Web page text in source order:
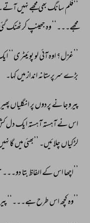
’’فلم سانگ بھی مجھے نہیں
مجھے۔۔۔‘‘ وہ جھینپ کر ٹھنک
’’غزل؟ اوہ آئی لو پوئیٹری‘‘
بڑے سرپرستانہ انداز میں کہا۔
پیروجا نے پردوں پر انگلیاں
اس نے آہستہ آہستہ ایک دل
لڑکیاں چلائیں۔ ’’بھئی میں گا
’’اچھا اس کے الفاظ بتا دو۔۔۔
’’وہ کچھ اس طرح ہے۔۔۔‘‘